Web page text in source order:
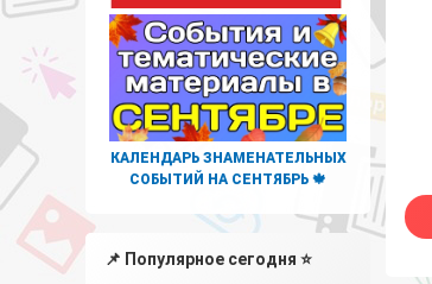
КАЛЕНДАРЬ ЗНАМЕНАТЕЛЬНЫХ
СОБЫТИЙ НА СЕНТЯБРЬ 🍁
📌 Популярное сегодня ⭐